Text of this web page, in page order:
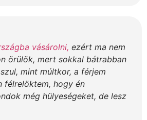
vásárolni, ezért ma nem
örülök, mert sokkal bátrabban
mint múltkor, a férjem
félrelöktem, hogy én
még hülyeségeket, de lesz